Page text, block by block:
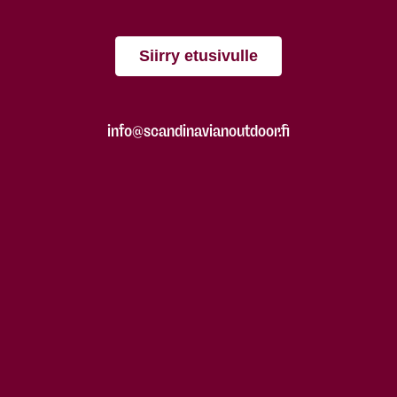
Siirry etusivulle
info@scandinavianoutdoor.fi